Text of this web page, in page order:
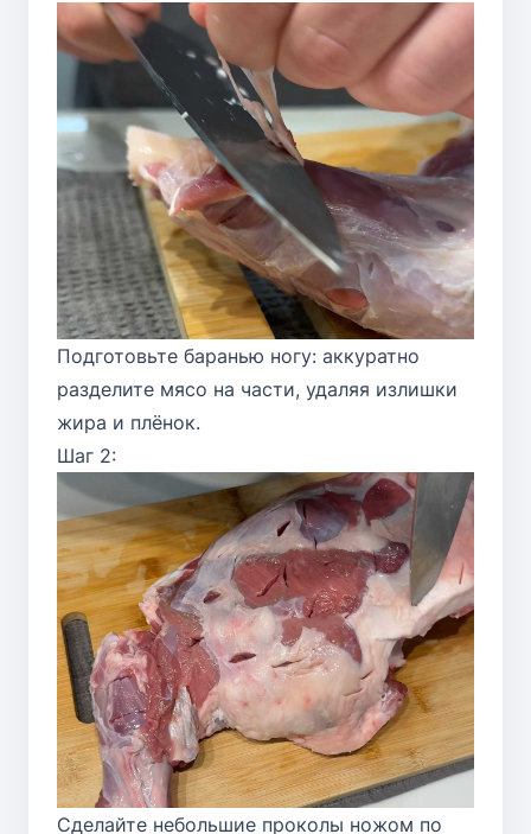
Подготовьте баранью ногу: аккуратно
разделите мясо на части, удаляя излишки
жира и плёнок.
Шаг 2:
Сделайте небольшие проколы ножом по